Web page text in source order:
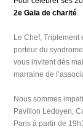
2e Gala de charité.
Le Chef, Triplement
porteur du
vous invitent dès
marraine de
Nous sommes
Pavillon Ledoyen,
Paris à partir de